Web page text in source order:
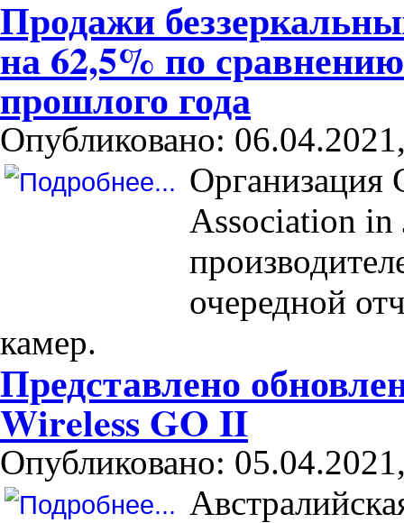
Продажи
на 62,5% по
прошлого года
Опубликовано:
Организация
Association in
очередной
камер.
Представлено
Wireless GO II
Опубликовано: